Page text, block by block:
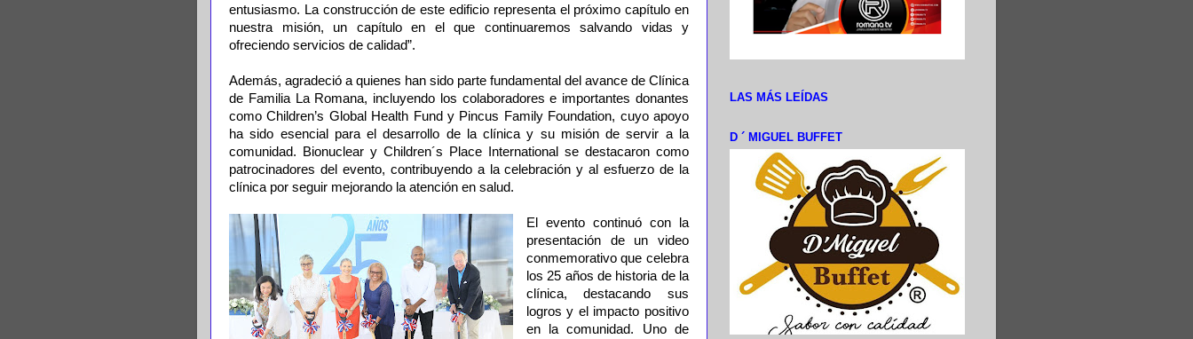
entusiasmo. La construcción de este edificio representa el próximo capítulo en
nuestra misión, un capítulo en el que continuaremos salvando vidas y
ofreciendo servicios de calidad”.
Además, agradeció a quienes han sido parte fundamental del avance de Clínica
de Familia La Romana, incluyendo los colaboradores e importantes donantes
como Children’s Global Health Fund y Pincus Family Foundation, cuyo apoyo
ha sido esencial para el desarrollo de la clínica y su misión de servir a la
comunidad. Bionuclear y Children´s Place International se destacaron como
patrocinadores del evento, contribuyendo a la celebración y al esfuerzo de la
clínica por seguir mejorando la atención en salud.
El evento continuó con la
presentación de un video
conmemorativo que celebra
los 25 años de historia de la
clínica, destacando sus
logros y el impacto positivo
en la comunidad. Uno de
LAS MÁS LEÍDAS
D ´ MIGUEL BUFFET